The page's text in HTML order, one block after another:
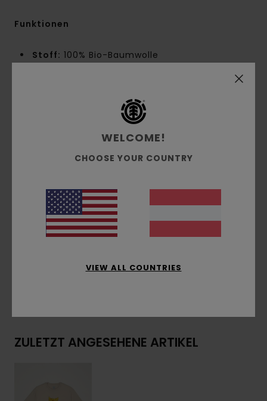
Funktionen
Stoff: 100% Bio-Baumwolle
Innennaht-Details:NNT-Verstärkungsband
und Melco-Spot-Tape an stark beanspruchten
Rundhalsausschnitt
Drucktechnik:Wasserbasierter Druck
Rückseite
Logo-Flag-Label an der Seitennaht
Zusammensetzung[Hauptstoff] 100 % Bio-
ZULETZT ANGESEHENE ARTIKEL
WELCOME!
CHOOSE YOUR COUNTRY
VIEW ALL COUNTRIES